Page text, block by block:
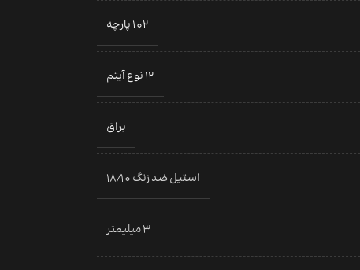
102 پارچه
12 نوع آیتم
براق
استیل ضد زنگ 18/10
3 میلیمتر